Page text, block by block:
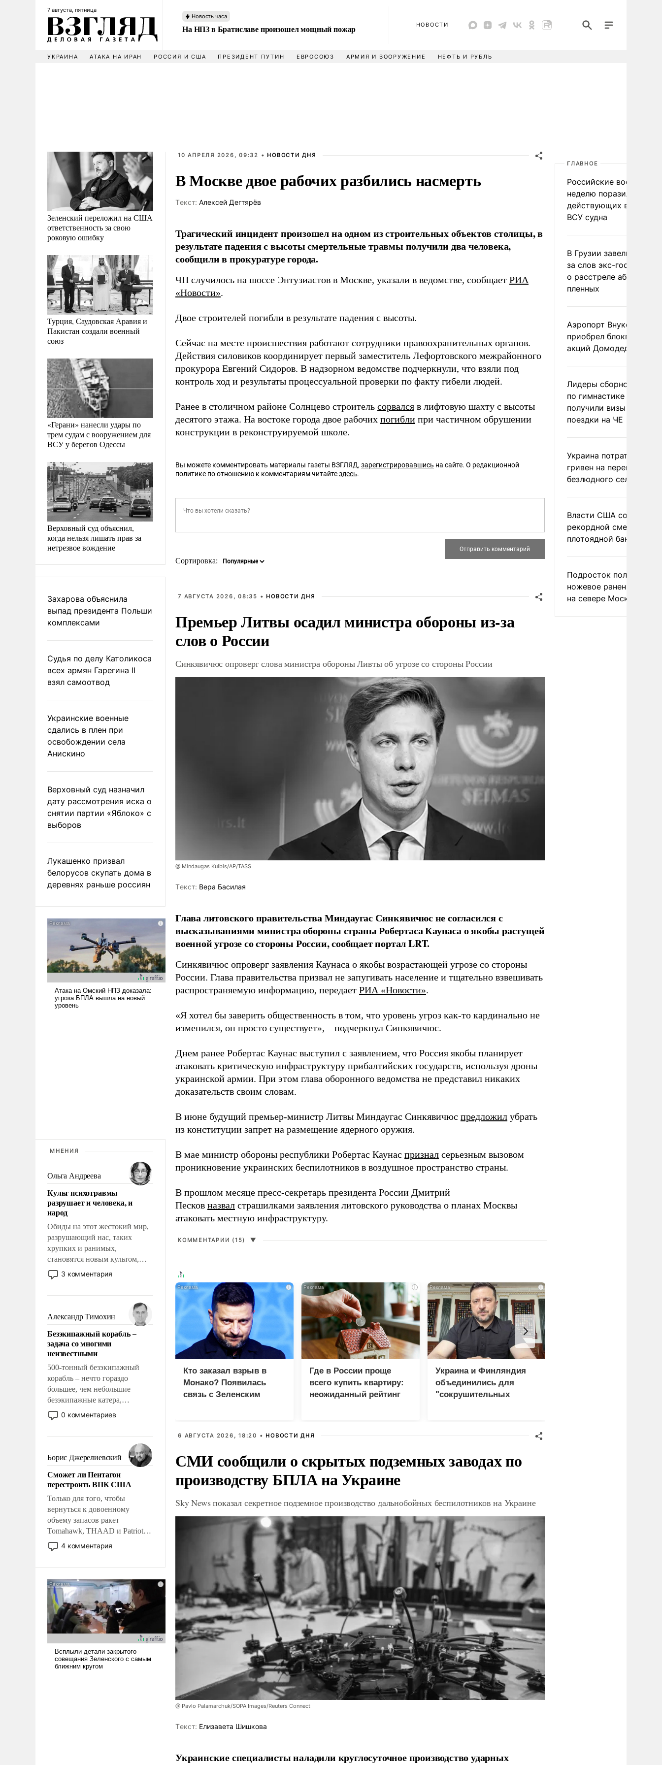
7 августа, пятница
Новость часа
На НПЗ в Братиславе произошел мощный пожар НОВОСТИ
УКРАИНА АТАКА НА ИРАН РОССИЯ И США ПРЕЗИДЕНТ ПУТИН ЕВРОСОЮЗ АРМИЯ И ВООРУЖЕНИЕ НЕФТЬ И РУБЛЬ
Зеленский переложил на США
ответственность за свою
роковую ошибку
Турция, Саудовская Аравия и
Пакистан создали военный
союз
«Герани» нанесли удары по
трем судам с вооружением для
ВСУ у берегов Одессы
Верховный суд объяснил,
когда нельзя лишать прав за
нетрезвое вождение
Захарова объяснила
выпад президента Польши
комплексами
Судья по делу Католикоса
всех армян Гарегина II
взял самоотвод
Украинские военные
сдались в плен при
освобождении села
Анискино
Верховный суд назначил
дату рассмотрения иска о
снятии партии «Яблоко» с
выборов
Лукашенко призвал
белорусов скупать дома в
деревнях раньше россиян
МНЕНИЯ
Ольга Андреева
Культ психотравмы
разрушает и человека, и
народ
Обиды на этот жестокий мир,
разрушающий нас, таких
хрупких и ранимых,
становятся новым культом,
постепенно вытесняя и
отменяя традиционное
мужественным и твердым под
ударами судьбы, брать на себя
ответственность, помогать
слабым, идти вперед и
адаптироваться.
3 комментария
Александр Тимохин
Безэкипажный корабль –
задача со многими
неизвестными
500-тонный безэкипажный
корабль – нечто гораздо
большее, чем небольшие
безэкипажные катера,
применение которых уже
стало обыденностью. Задача по
сложна и амбициозна. Однако
и ее реализация радикально
поднимет наши боевые
возможности.
0 комментариев
Борис Джерелиевский
Сможет ли Пентагон
перестроить ВПК США
Только для того, чтобы
вернуться к довоенному
объему запасов ракет
Tomahawk, THAAD и Patriot
США потребуется более трех
лет. Даже небольшая война с
Сложившаяся ситуация
означает многолетний период
уязвимости США, например,
перед Китаем.
4 комментария
10 АПРЕЛЯ 2026, 09:32 • НОВОСТИ ДНЯ
В Москве двое рабочих разбились насмерть
Tекст: Алексей Дегтярёв
Трагический инцидент произошел на одном из строительных объектов столицы, в
результате падения с высоты смертельные травмы получили два человека,
сообщили в прокуратуре города.
ЧП случилось на шоссе Энтузиастов в Москве, указали в ведомстве, сообщает РИА
«Новости».
Двое строителей погибли в результате падения с высоты.
Сейчас на месте происшествия работают сотрудники правоохранительных органов.
Действия силовиков координирует первый заместитель Лефортовского межрайонного
прокурора Евгений Сидоров. В надзорном ведомстве подчеркнули, что взяли под
контроль ход и результаты процессуальной проверки по факту гибели людей.
Ранее в столичном районе Солнцево строитель сорвался в лифтовую шахту с высоты
десятого этажа. На востоке города двое рабочих погибли при частичном обрушении
конструкции в реконструируемой школе.
Вы можете комментировать материалы газеты ВЗГЛЯД, зарегистрировавшись на сайте. О редакционной
политике по отношению к комментариям читайтездесь.
Сортировка:
7 АВГУСТА 2026, 08:35 • НОВОСТИ ДНЯ
Премьер Литвы осадил министра обороны из-за
слов о России
Синкявичюс опроверг слова министра обороны Ливты об угрозе со стороны России
@ Mindaugas Kulbis/AP/TASS
Tекст: Вера Басилая
Глава литовского правительства Миндаугас Синкявичюс не согласился с
высказываниями министра обороны страны Робертаса Каунаса о якобы растущей
военной угрозе со стороны России, сообщает портал LRT.
Синкявичюс опроверг заявления Каунаса о якобы возрастающей угрозе со стороны
России. Глава правительства призвал не запугивать население и тщательно взвешивать
распространяемую информацию, передает РИА «Новости».
«Я хотел бы заверить общественность в том, что уровень угроз как-то кардинально не
изменился, он просто существует», – подчеркнул Синкявичюс.
Днем ранее Робертас Каунас выступил с заявлением, что Россия якобы планирует
атаковать критическую инфраструктуру прибалтийских государств, используя дроны
украинской армии. При этом глава оборонного ведомства не представил никаких
доказательств своим словам.
В июне будущий премьер-министр Литвы Миндаугас Синкявичюс предложил убрать
из конституции запрет на размещение ядерного оружия.
В мае министр обороны республики Робертас Каунас признал серьезным вызовом
проникновение украинских беспилотников в воздушное пространство страны.
В прошлом месяце пресс-секретарь президента России Дмитрий
Песков назвал страшилками заявления литовского руководства о планах Москвы
атаковать местную инфраструктуру.
КОММЕНТАРИИ (15) ▼
i
Кто заказал взрыв в
Монако? Появилась
связь с Зеленским
i
Где в России проще
всего купить квартиру:
неожиданный рейтинг
i
Украина и Финляндия
объединились для
"сокрушительных
6 АВГУСТА 2026, 18:20 • НОВОСТИ ДНЯ
СМИ сообщили о скрытых подземных заводах по
производству БПЛА на Украине
Sky News показал секретное подземное производство дальнобойных беспилотников на Украине
@ Pavlo Palamarchuk/SOPA Images/Reuters Connect
Tекст: Елизавета Шишкова
Украинские специалисты наладили круглосуточное производство ударных
ГЛАВНОЕ
Российские военные за
неделю поразили 34
действующих в
ВСУ судна
В Грузии завели дело
за слов экс-
о расстреле абхазских
пленных
Аэропорт Внуково
приобрел блокпакет
акций Домодедово
Лидеры сборной
по гимнастике не
получили визы для
поездки на ЧЕ
Украина потратила 1
гривен на
безлюдного села
Власти США сообщили
рекордной смертности
плотоядной бактерии
Подросток получил
ножевое ранение в
на севере Москвы